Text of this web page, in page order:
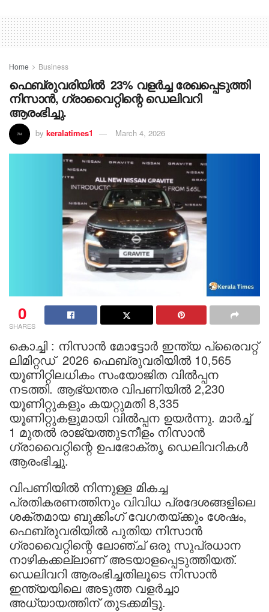
Home Business
ഫെബ്രുവരിയില്‍ 23% വളര്‍ച്ച രേഖപ്പെടുത്തി
നിസാന്‍, ഗ്രാവൈറ്റിന്റെ ഡെലിവറി
ആരംഭിച്ചു.
by keralatimes1 March 4, 2026
0
SHARES
കൊച്ചി : നിസാന്‍ മോട്ടോര്‍ ഇന്ത്യ പ്രൈവറ്റ്
ലിമിറ്റഡ് 2026 ഫെബ്രുവരിയില്‍ 10,565
യൂണിറ്റിലധികം സംയോജിത വില്‍പ്പന
നടത്തി. ആഭ്യന്തര വിപണിയില്‍ 2,230
യൂണിറ്റുകളും കയറ്റുമതി 8,335
യൂണിറ്റുകളുമായി വില്‍പ്പന ഉയര്‍ന്നു. മാര്‍ച്ച്
1 മുതല്‍ രാജ്യത്തുടനീളം നിസാന്‍
ഗ്രാവൈറ്റിന്റെ ഉപഭോക്തൃ ഡെലിവറികള്‍
ആരംഭിച്ചു.
വിപണിയില്‍ നിന്നുള്ള മികച്ച
പ്രതികരണത്തിനും വിവിധ പ്രദേശങ്ങളിലെ
ശക്തമായ ബുക്കിംഗ് വേഗതയ്ക്കും ശേഷം,
ഫെബ്രുവരിയില്‍ പുതിയ നിസാന്‍
ഗ്രാവൈറ്റിന്റെ ലോഞ്ച് ഒരു സുപ്രധാന
നാഴികക്കല്ലാണ് അടയാളപ്പെടുത്തിയത്.
ഡെലിവറി ആരംഭിച്ചതിലൂടെ നിസാൻ
ഇന്ത്യയിലെ അടുത്ത വളര്‍ച്ചാ
അധ്യായത്തിന് തുടക്കമിട്ടു.